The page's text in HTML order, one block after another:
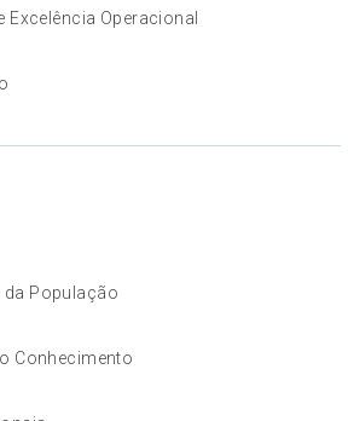
Excelência Operacional
da População
Conhecimento